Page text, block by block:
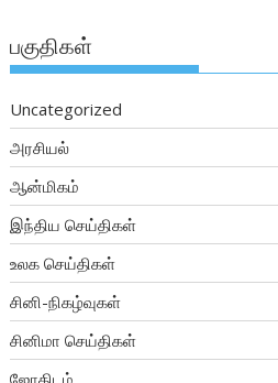
பகுதிகள்
Uncategorized
அரசியல்
ஆன்மிகம்
இந்திய செய்திகள்
உலக செய்திகள்
சினி-நிகழ்வுகள்
சினிமா செய்திகள்
ஜோதிடம்